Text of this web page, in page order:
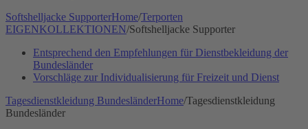
Softshelljacke SupporterHome/Terporten
EIGENKOLLEKTIONEN/Softshelljacke Supporter
Entsprechend den Empfehlungen für Dienstbekleidung der
Bundesländer
Vorschläge zur Individualisierung für Freizeit und Dienst
Tagesdienstkleidung BundesländerHome/Tagesdienstkleidung
Bundesländer